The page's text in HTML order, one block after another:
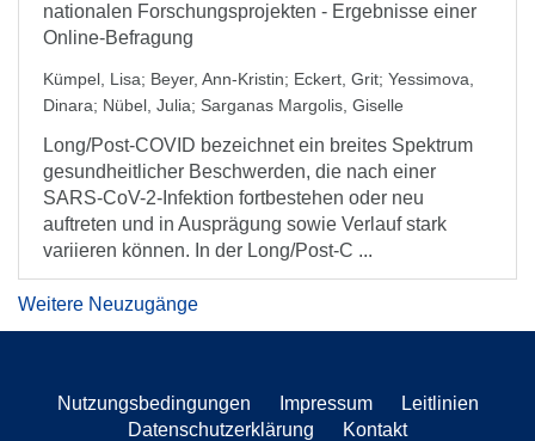
nationalen Forschungsprojekten - Ergebnisse einer
Online-Befragung
Kümpel, Lisa; Beyer, Ann-Kristin; Eckert, Grit; Yessimova,
Dinara; Nübel, Julia; Sarganas Margolis, Giselle
Long/Post-COVID bezeichnet ein breites Spektrum
gesundheitlicher Beschwerden, die nach einer
SARS-CoV-2-Infektion fortbestehen oder neu
auftreten und in Ausprägung sowie Verlauf stark
variieren können. In der Long/Post-C ...
Weitere Neuzugänge
Nutzungsbedingungen Impressum
Leitlinien
Datenschutzerklärung
Kontakt